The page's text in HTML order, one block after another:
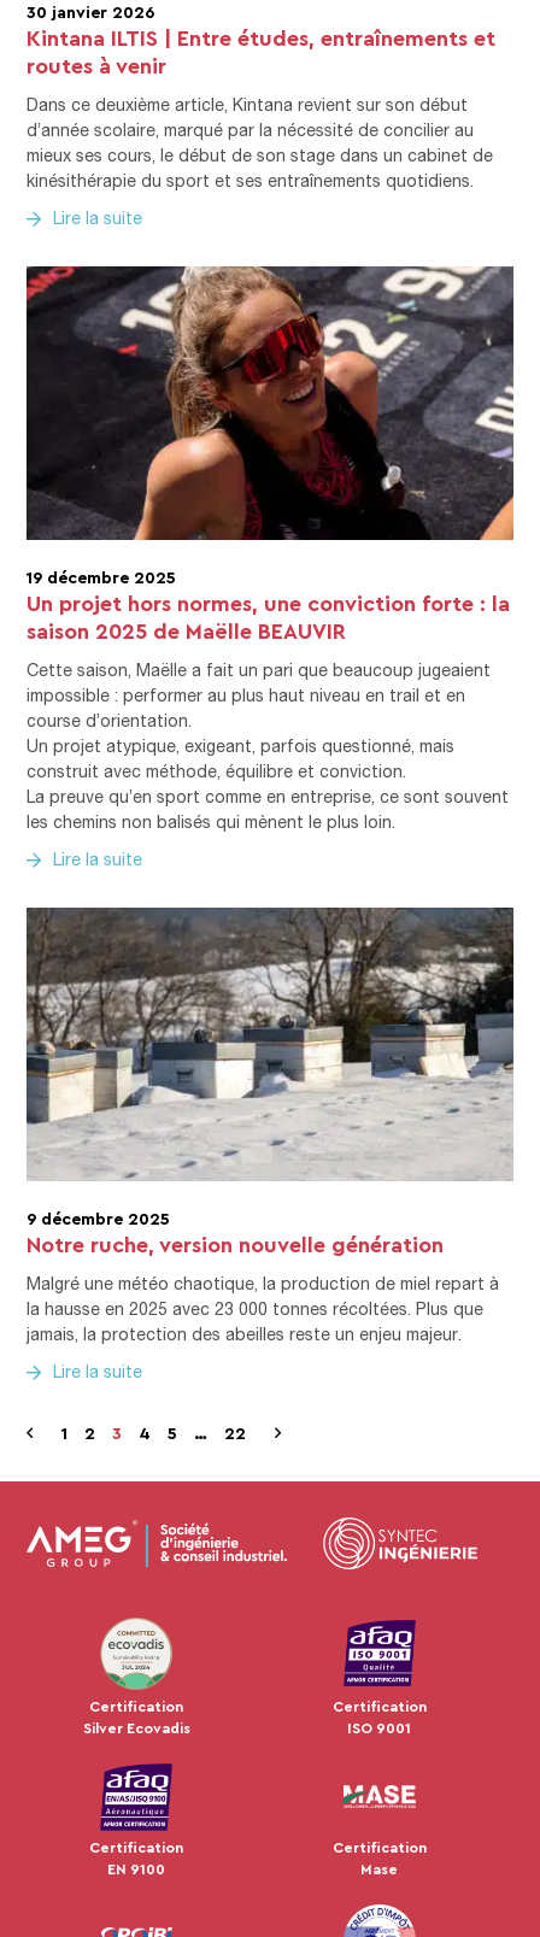
30 janvier 2026
Kintana ILTIS | Entre études, entraînements et
routes à venir
Dans ce deuxième article, Kintana revient sur son début
d’année scolaire, marqué par la nécessité de concilier au
mieux ses cours, le début de son stage dans un cabinet de
kinésithérapie du sport et ses entraînements quotidiens.
Lire la suite
19 décembre 2025
Un projet hors normes, une conviction forte : la
saison 2025 de Maëlle BEAUVIR
Cette saison, Maëlle a fait un pari que beaucoup jugeaient
impossible : performer au plus haut niveau en trail et en
course d’orientation.
Un projet atypique, exigeant, parfois questionné, mais
construit avec méthode, équilibre et conviction.
La preuve qu’en sport comme en entreprise, ce sont souvent
les chemins non balisés qui mènent le plus loin.
Lire la suite
9 décembre 2025
Notre ruche, version nouvelle génération
Malgré une météo chaotique, la production de miel repart à
la hausse en 2025 avec 23 000 tonnes récoltées. Plus que
jamais, la protection des abeilles reste un enjeu majeur.
Lire la suite
1 2 3 4 5 … 22
JUL 2024
Certification
Silver Ecovadis
Certification
ISO 9001
Certification
EN 9100
Certification
Mase